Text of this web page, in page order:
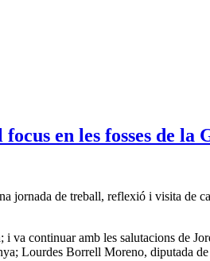
en les fosses de
de treball, reflexió i visita de
continuar amb les salutacions de
Lourdes Borrell Moreno, diputada